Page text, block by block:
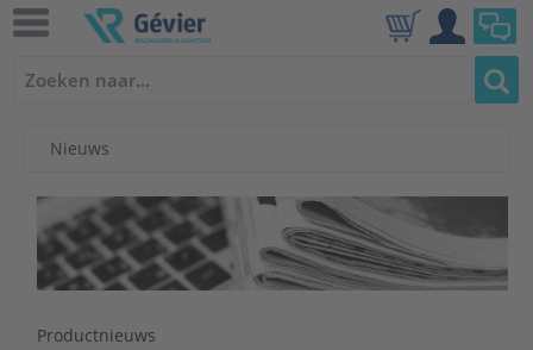
Nieuws
Productnieuws